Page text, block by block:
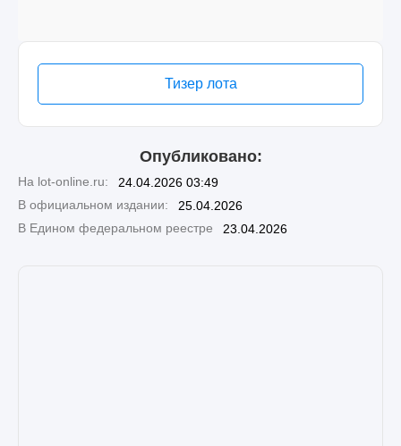
Тизер лота
Опубликовано:
На lot-online.ru:
24.04.2026 03:49
В официальном издании:
25.04.2026
В Едином федеральном реестре
23.04.2026